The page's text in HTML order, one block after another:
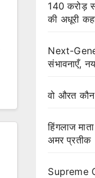
140 करोड़
की अधूरी
Next-
संभावनाएँ,
वो औरत
हिंगलाज
अमर प्रतीक
Supreme